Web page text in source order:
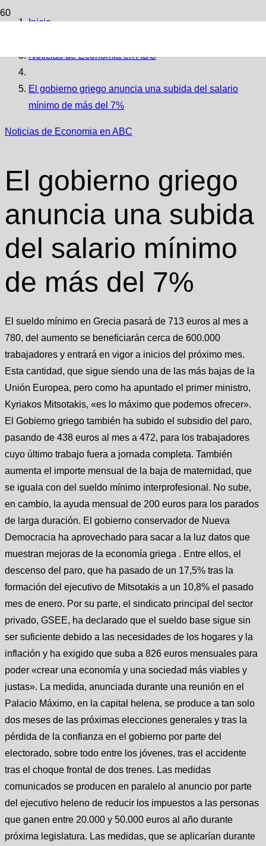
Inicio
Noticias de Economia en ABC
El gobierno griego anuncia una subida del salario
mínimo de más del 7%
Noticias de Economia en ABC
El gobierno griego
anuncia una subida
del salario mínimo
de más del 7%
El sueldo mínimo en Grecia pasará de 713 euros al mes a
780, del aumento se beneficiarán cerca de 600.000
trabajadores y entrará en vigor a inicios del próximo mes.
Esta cantidad, que sigue siendo una de las más bajas de la
Unión Europea, pero como ha apuntado el primer ministro,
Kyriakos Mitsotakis, «es lo máximo que podemos ofrecer».
El Gobierno griego también ha subido el subsidio del paro,
pasando de 438 euros al mes a 472, para los trabajadores
cuyo último trabajo fuera a jornada completa. También
aumenta el importe mensual de la baja de maternidad, que
se iguala con del sueldo mínimo interprofesional. No sube,
en cambio, la ayuda mensual de 200 euros para los parados
de larga duración. El gobierno conservador de Nueva
Democracia ha aprovechado para sacar a la luz datos que
muestran mejoras de la economía griega . Entre ellos, el
descenso del paro, que ha pasado de un 17,5% tras la
formación del ejecutivo de Mitsotakis a un 10,8% el pasado
mes de enero. Por su parte, el sindicato principal del sector
privado, GSEE, ha declarado que el sueldo base sigue sin
ser suficiente debido a las necesidades de los hogares y la
inflación y ha exigido que suba a 826 euros mensuales para
poder «crear una economía y una sociedad más viables y
justas». La medida, anunciada durante una reunión en el
Palacio Máximo, en la capital helena, se produce a tan solo
dos meses de las próximas elecciones generales y tras la
pérdida de la confianza en el gobierno por parte del
electorado, sobre todo entre los jóvenes, tras el accidente
tras el choque frontal de dos trenes. Las medidas
comunicados se producen en paralelo al anuncio por parte
del ejecutivo heleno de reducir los impuestos a las personas
que ganen entre 20.000 y 50.000 euros al año durante
próxima legislatura. Las medidas, que se aplicarían durante